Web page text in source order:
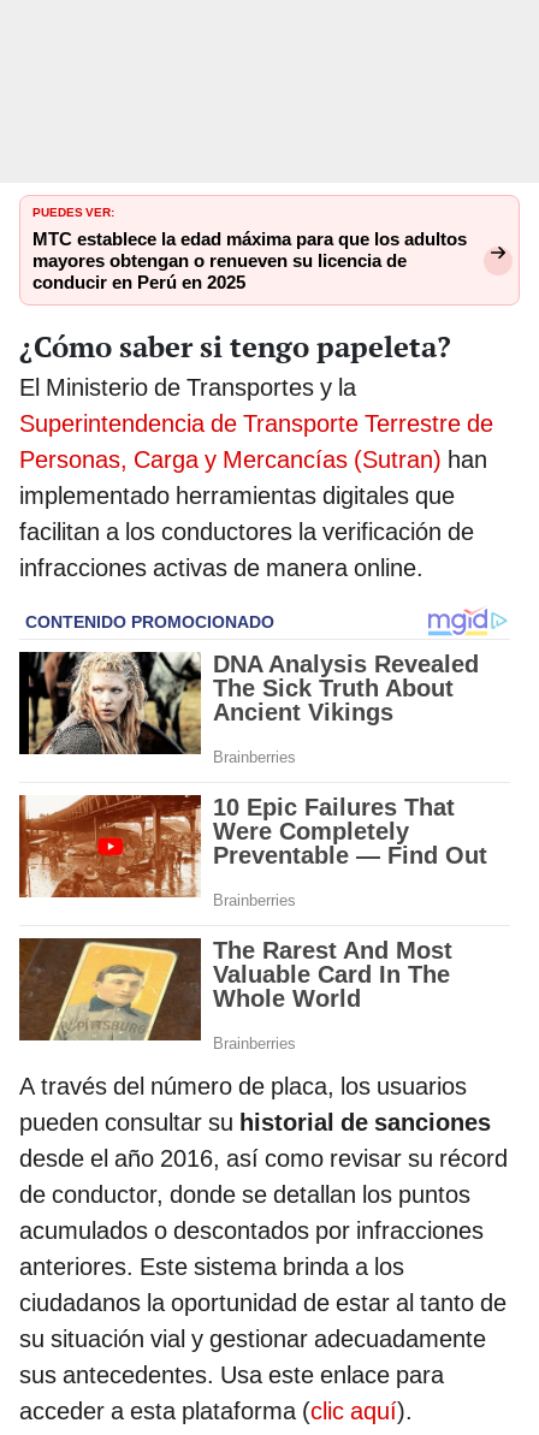
PUEDES VER:
MTC establece la edad máxima para que los adultos
mayores obtengan o renueven su licencia de
conducir en Perú en 2025
¿Cómo saber si tengo papeleta?
El Ministerio de Transportes y la
Superintendencia de Transporte Terrestre de
Personas, Carga y Mercancías (Sutran) han
implementado herramientas digitales que
facilitan a los conductores la verificación de
infracciones activas de manera online.
A través del número de placa, los usuarios
pueden consultar su historial de sanciones
desde el año 2016, así como revisar su récord
de conductor, donde se detallan los puntos
acumulados o descontados por infracciones
anteriores. Este sistema brinda a los
ciudadanos la oportunidad de estar al tanto de
su situación vial y gestionar adecuadamente
sus antecedentes. Usa este enlace para
acceder a esta plataforma (clic aquí).